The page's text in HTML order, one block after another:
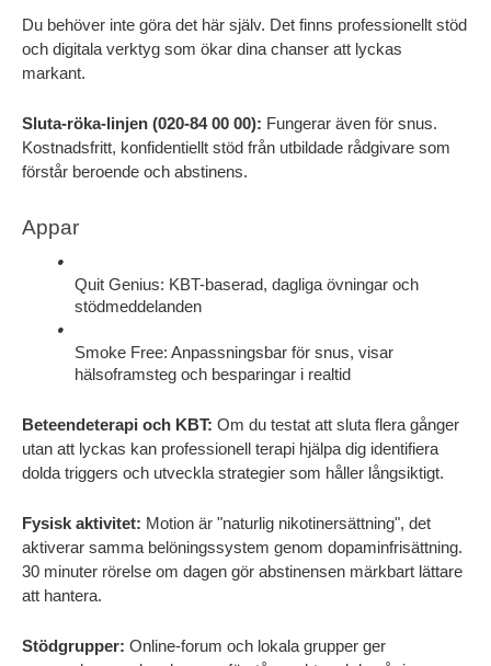
Du behöver inte göra det här själv. Det finns professionellt stöd
och digitala verktyg som ökar dina chanser att lyckas
markant.
Sluta-röka-linjen (020-84 00 00): Fungerar även för snus.
Kostnadsfritt, konfidentiellt stöd från utbildade rådgivare som
förstår beroende och abstinens.
Appar
Quit Genius: KBT-baserad, dagliga övningar och
stödmeddelanden
Smoke Free: Anpassningsbar för snus, visar
hälsoframsteg och besparingar i realtid
Beteendeterapi och KBT: Om du testat att sluta flera gånger
utan att lyckas kan professionell terapi hjälpa dig identifiera
dolda triggers och utveckla strategier som håller långsiktigt.
Fysisk aktivitet: Motion är "naturlig nikotinersättning", det
aktiverar samma belöningssystem genom dopaminfrisättning.
30 minuter rörelse om dagen gör abstinensen märkbart lättare
att hantera.
Stödgrupper: Online-forum och lokala grupper ger